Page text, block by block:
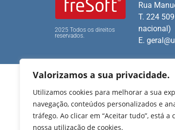
Valorizamos a sua privacidade.
Utilizamos cookies para melhorar a sua
navegação, conteúdos personalizados e
tráfego. Ao clicar em “Aceitar tudo”, está a
nossa utilização de cookies.
2025 Todos os direitos
reservados.
Rua
T. 224
nacional)
E.